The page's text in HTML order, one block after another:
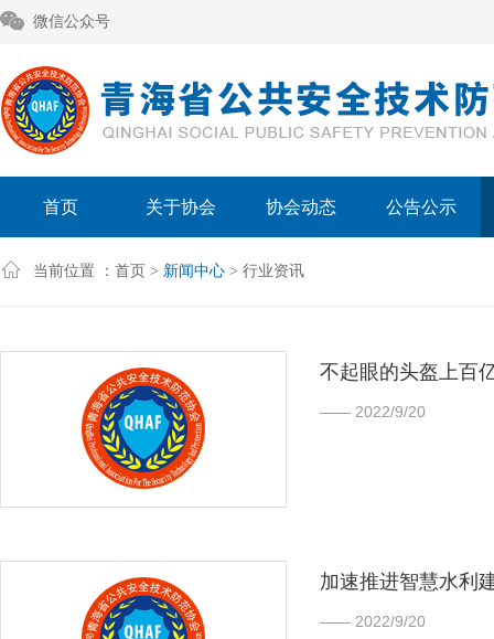
微信公众号
首页 关于协会 协会动态 公告公示
当前位置 ： 首页 > 新闻中心 > 行业资讯
不起眼的头盔上百
—— 2022/9/20
加速推进智慧水利
—— 2022/9/20